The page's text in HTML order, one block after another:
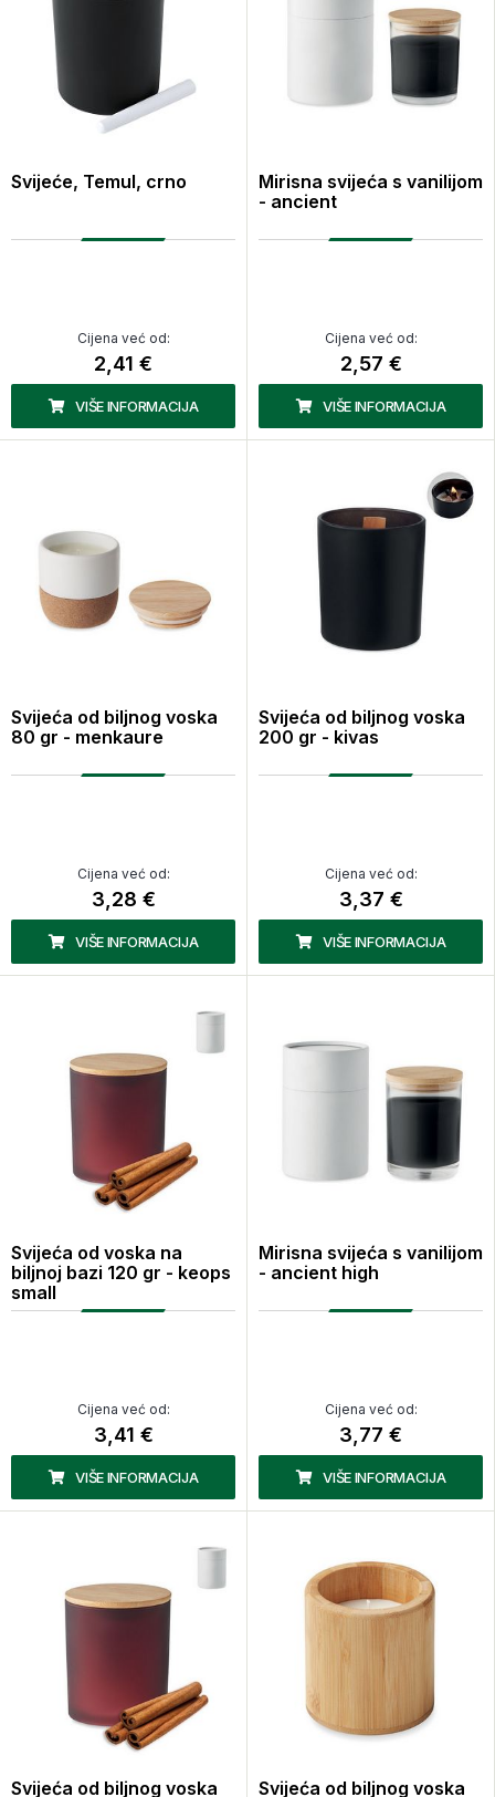
Svijeće, Temul, crno
Cijena već od:
2,41 €
VIŠE INFORMACIJA
Mirisna svijeća s vanilijom
- ancient
Cijena već od:
2,57 €
VIŠE INFORMACIJA
Svijeća od biljnog voska
80 gr - menkaure
Cijena već od:
3,28 €
VIŠE INFORMACIJA
Svijeća od biljnog voska
200 gr - kivas
Cijena već od:
3,37 €
VIŠE INFORMACIJA
Svijeća od voska na
biljnoj bazi 120 gr - keops
small
Cijena već od:
3,41 €
VIŠE INFORMACIJA
Mirisna svijeća s vanilijom
- ancient high
Cijena već od:
3,77 €
VIŠE INFORMACIJA
Svijeća od biljnog voska Svijeća od biljnog voska